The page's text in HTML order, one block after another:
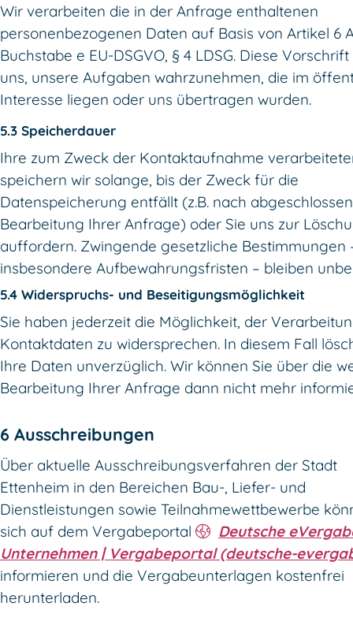
Wir verarbeiten die in der Anfrage enthaltenen
personenbezogenen Daten auf Basis von Artikel 6
Buchstabe e EU-DSGVO, § 4 LDSG. Diese
uns, unsere Aufgaben wahrzunehmen, die im
Interesse liegen oder uns übertragen wurden.
5.3 Speicherdauer
Ihre zum Zweck der Kontaktaufnahme
speichern wir solange, bis der Zweck für die
Datenspeicherung entfällt (z.B. nach
Bearbeitung Ihrer Anfrage) oder Sie uns zur
auffordern. Zwingende gesetzliche Bestimmungen
insbesondere Aufbewahrungsfristen – bleiben
5.4 Widerspruchs- und Beseitigungsmöglichkeit
Sie haben jederzeit die Möglichkeit, der
Kontaktdaten zu widersprechen. In diesem Fall
Ihre Daten unverzüglich. Wir können Sie über die
Bearbeitung Ihrer Anfrage dann nicht mehr
6 Ausschreibungen
Über aktuelle Ausschreibungsverfahren der Stadt
Ettenheim in den Bereichen Bau-, Liefer- und
Dienstleistungen sowie Teilnahmewettbewerbe
sich auf dem Vergabeportal
Deutsche
Unternehmen | Vergabeportal (deutsche-
informieren und die Vergabeunterlagen kostenfrei
herunterladen.